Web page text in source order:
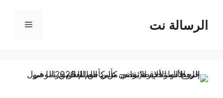
المحتوىالرسالة نت القائمة